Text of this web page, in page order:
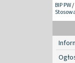
BIP PW/